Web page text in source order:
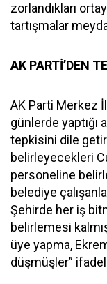
zorlandıkları
tartışmalar
AK PARTİ’DEN
AK Parti Merkez
günlerde yaptığı
tepkisini dile
belirleyecekleri
personeline
belediye
Şehirde her iş
belirlemesi
üye yapma,
düşmüşler”